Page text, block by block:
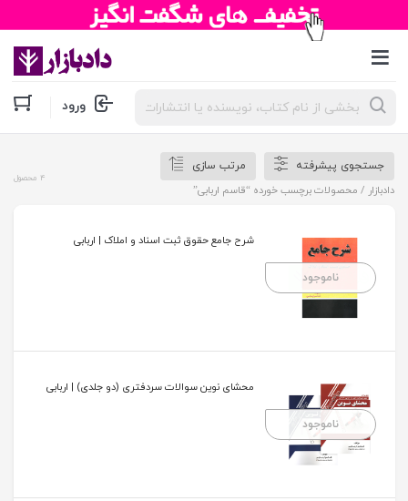
جستجوی
محصولات ورود
جستجوی پیشرفته
مرتب سازی
دادبازار / محصولات برچسب خورده “قاسم اربابی”
4 محصول
ناموجود
شرح جامع حقوق ثبت اسناد و املاک | اربابی
ناموجود
محشای نوین سوالات سردفتری (دو جلدی) | اربابی